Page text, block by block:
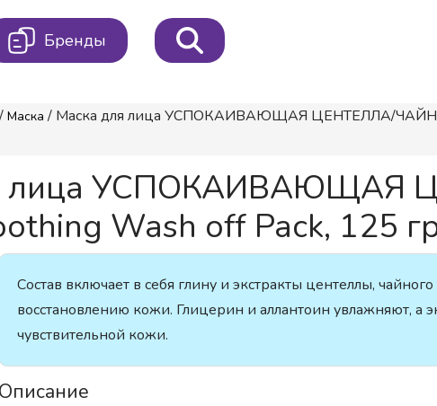
Бренды
/ Маска / Маска для лица УСПОКАИВАЮЩАЯ ЦЕНТЕЛЛА/ЧАЙНОЕ
лица
Wash off Pack, 125
Состав включает в себя глину и экстракты центеллы,
восстановлению кожи. Глицерин и аллантоин увлажняют, а
чувствительной кожи.
Описание